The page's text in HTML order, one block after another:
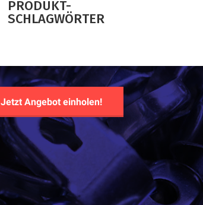
PRODUKT-
SCHLAGWÖRTER
Jetzt Angebot einholen!